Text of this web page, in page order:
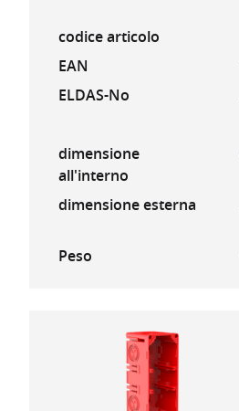
codice articolo
EAN
ELDAS-No
dimensione
all'interno
dimensione esterna
Peso